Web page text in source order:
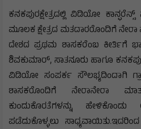
ಕನಕಪುರಕ್ಷೇತ್ರದಲ್ಲಿ ವಿಡಿಯೋ
ಮೂಲಕ ಕ್ಷೇತ್ರದ ಮತದಾರರೊಂದಿಗೆ
ದೇಶದ ಪ್ರಥಮ ಶಾಸಕರೆಂಬ ಕೀರ್ತಿಗೆ
ಶಿವಕುಮಾರ್, ಸಾತನೂರು ಹಾಗೂ
ವಿಡಿಯೋ ಸಂಪರ್ಕ ಸೌಲಭ್ಯದಿಂದಾಗಿ
ಶಾಸಕರೊಂದಿಗೆ ನೇರಾನೇರಾ
ಕುಂದುಕೊರತೆಗಳನ್ನು
ಪಡೆದುಕೊಳ್ಳಲು